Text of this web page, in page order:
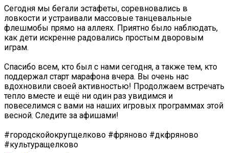
Сегодня мы бегали эстафеты, соревновались в
ловкости и устраивали массовые танцевальные
флешмобы прямо на аллеях. Приятно было наблюдать,
как дети искренне радовались простым дворовым
играм.
Спасибо всем, кто был с нами сегодня, а также тем, кто
поддержал старт марафона вчера. Вы очень нас
вдохновили своей активностью! Продолжаем встречать
тепло вместе и ещё ни один раз увидимся и
повеселимся с вами на наших игровых программах этой
весной. Следите за афишами!
#городскойокругщелково #фряново #дкфряново
#культуращелково